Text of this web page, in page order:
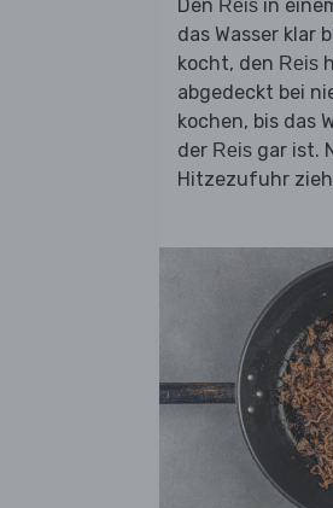
Den Reis in
das Wasser klar
kocht, den Reis
abgedeckt bei
kochen, bis das
der Reis gar ist.
Hitzezufuhr